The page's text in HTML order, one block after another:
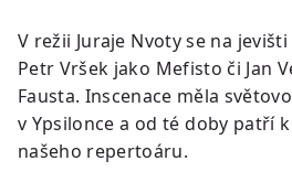
V režii Juraje Nvoty se na
Petr Vršek jako Mefisto či Jan
Fausta. Inscenace měla
v Ypsilonce a od té doby patří
našeho repertoáru.